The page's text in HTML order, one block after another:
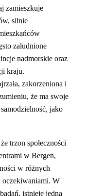
zamieszkuje
silnie
zaludnione
nadmorskie oraz
kraju.
zakorzeniona i
że ma swoje
jako
trzon społeczności
w Bergen,
w różnych
oczekiwaniami. W
istnieje jedna